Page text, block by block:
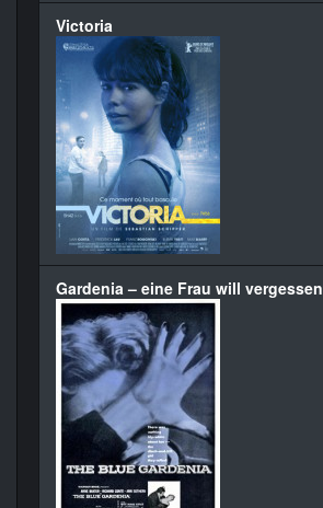
Victoria
Gardenia – eine Frau will vergessen